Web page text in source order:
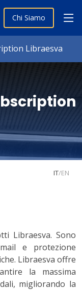
Chi Siamo
Libraesva
IT/EN
Libraesva. Sono
e protezione
Libraesva offre
la massima
migliorando la